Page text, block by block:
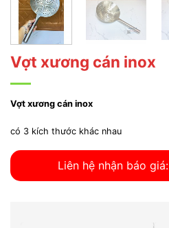
Vợt xương cán inox
Vợt xương cán inox
có 3 kích thước khác nhau
Liên hệ nhận báo giá: